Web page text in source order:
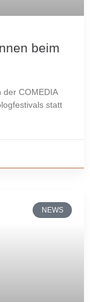
beim
COMEDIA
statt
NEWS